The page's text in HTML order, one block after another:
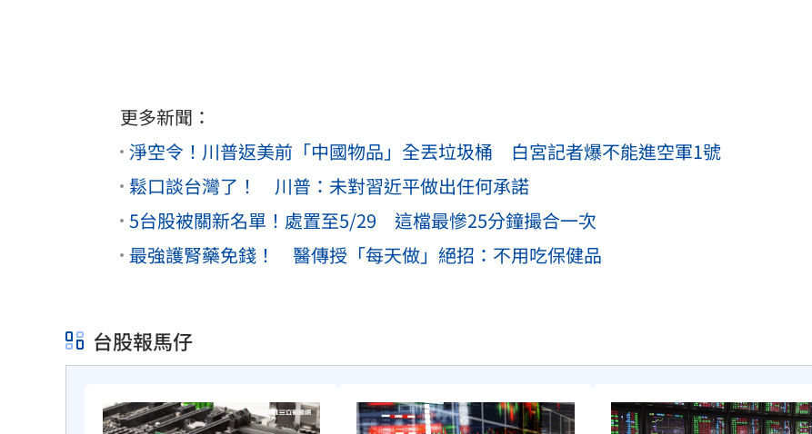
更多新聞：
淨空令！川普返美前「中國物品」全丟垃圾桶 白宮記者爆不能進空軍1號
鬆口談台灣了！ 川普：未對習近平做出任何承諾
5台股被關新名單！處置至5/29 這檔最慘25分鐘撮合一次
最強護腎藥免錢！ 醫傳授「每天做」絕招：不用吃保健品
台股報馬仔